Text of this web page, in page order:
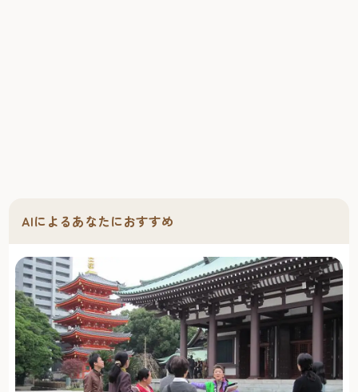
AIによるあなたにおすすめ